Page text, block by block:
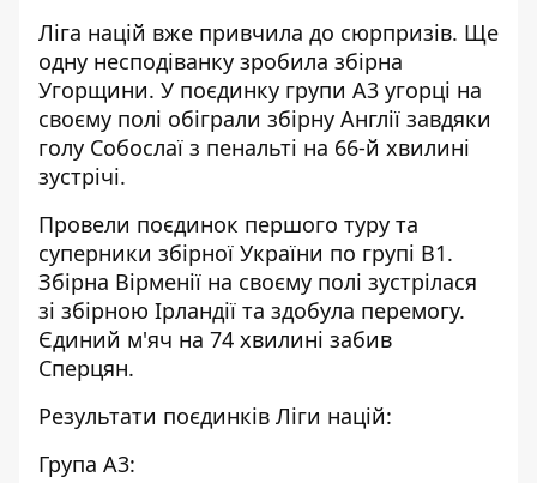
Ліга націй вже привчила до сюрпризів. Ще
одну несподіванку зробила збірна
Угорщини. У поєдинку групи А3 угорці на
своєму полі обіграли збірну Англії завдяки
голу Собослаї з пенальті на 66-й хвилині
зустрічі.
Провели поєдинок першого туру та
суперники збірної України по групі В1.
Збірна Вірменії на своєму полі зустрілася
зі збірною Ірландії та здобула перемогу.
Єдиний м'яч на 74 хвилині забив
Сперцян.
Результати поєдинків Ліги націй:
Група А3: